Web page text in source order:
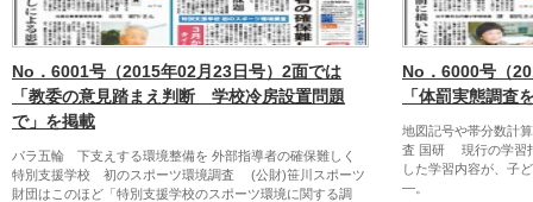
No．6001号（2015年02月23日号）2面では
「教委の意見踏まえ判断 学校冷房設置問題
で」を掲載
パラ五輪 下支えする環境整備を 外部指導者の確保難しく
特別支援学校 初のスポーツ環境調査 (公財)笹川スポーツ
財団はこのほど「特別支援学校のスポーツ環境に関する調
No．6000号（
「体罰実態調査
地図記号や帯分数計
査 国研 現行の学習
した学習内容が、子
―。